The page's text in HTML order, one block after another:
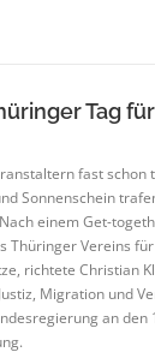
Tag
fast schon
Sonnenschein
einem Get-
Thüringer Vereins
richtete Christian
Migration und
an den